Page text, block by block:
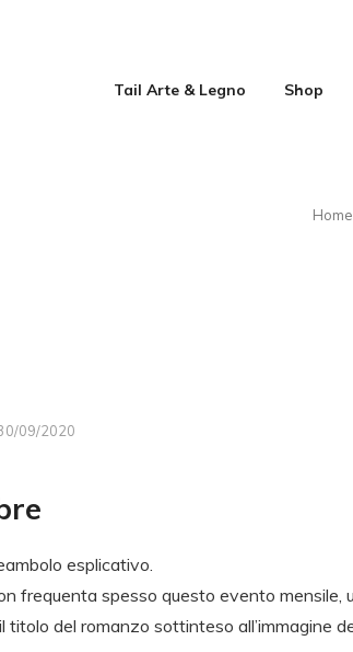
Tail Arte & Legno Shop
Home
09/2020
esplicativo.
frequenta spesso questo evento mensile,
titolo del romanzo sottinteso all’immagine